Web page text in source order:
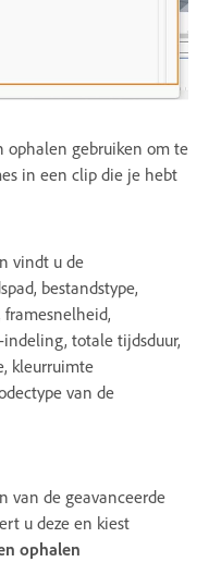
ophalen gebruiken om te
in een clip die je hebt
vindt u de
bestandstype,
framesnelheid,
totale tijdsduur,
kleurruimte
van de
van de geavanceerde
u deze en kiest
ophalen